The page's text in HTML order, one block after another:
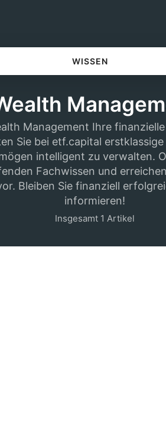
WISSEN
Management Ihre
Sie bei etf.capital
intelligent zu verwalten.
Fachwissen und
Bleiben Sie finanziell
informieren!
Insgesamt 1 Artikel